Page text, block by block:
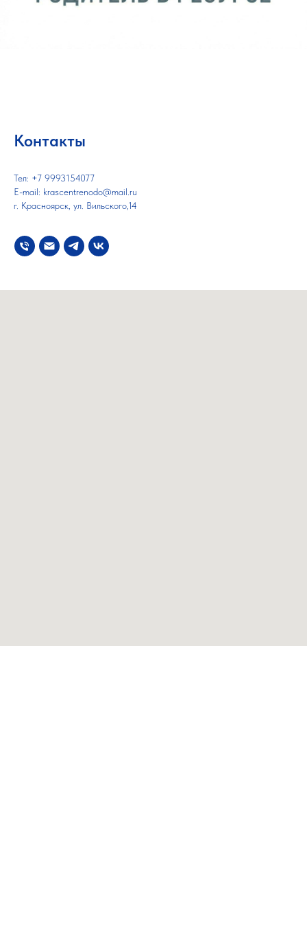
Контакты
Тел: +7 9993154077
E-mail: krascentrenodo@mail.ru
г. Красноярск, ​ул. Вильского,14